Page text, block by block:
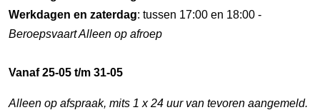
Werkdagen en zaterdag: tussen 17:00 en 18:00 -
Beroepsvaart Alleen op afroep
Vanaf 25-05 t/m 31-05
Alleen op afspraak, mits 1 x 24 uur van tevoren aangemeld.